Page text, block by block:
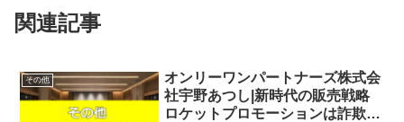
関連記事
その他
オンリーワンパートナーズ株式会
社宇野あつし|新時代の販売戦略
ロケットプロモーションは詐欺で